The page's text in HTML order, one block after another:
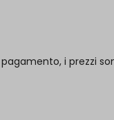
i prezzi